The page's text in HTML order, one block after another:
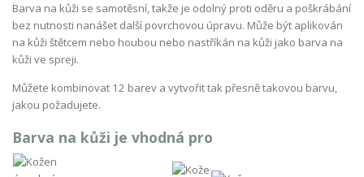
Barva na kůži se samotěsní, takže je odolný proti oděru a poškrábání
bez nutnosti nanášet další povrchovou úpravu. Může být aplikován
na kůži štětcem nebo houbou nebo nastříkán na kůži jako barva na
kůži ve spreji.
Můžete kombinovat 12 barev a vytvořit tak přesně takovou barvu,
jakou požadujete.
Barva na kůži je vhodná pro